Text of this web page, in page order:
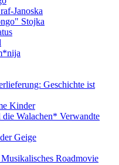
Janoska
Stojka
Geschichte ist
Kinder
Walachen* Verwandte
Geige
Roadmovie